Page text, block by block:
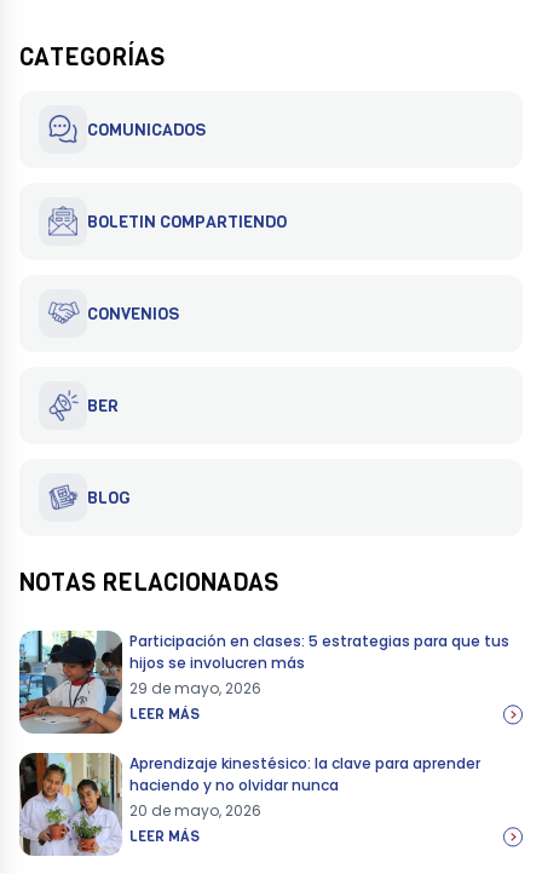
CATEGORÍAS
COMUNICADOS
BOLETIN COMPARTIENDO
CONVENIOS
BER
BLOG
NOTAS RELACIONADAS
Participación en clases: 5 estrategias para que tus
hijos se involucren más
29 de mayo, 2026
LEER MÁS
Aprendizaje kinestésico: la clave para aprender
haciendo y no olvidar nunca
20 de mayo, 2026
LEER MÁS